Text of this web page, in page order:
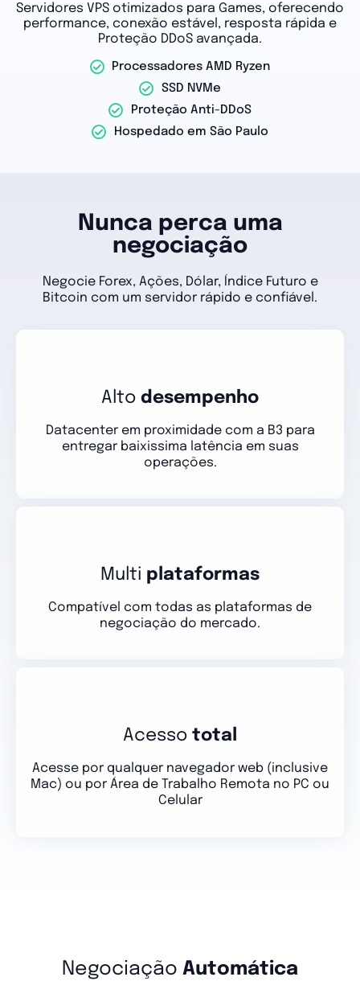
Servidores VPS otimizados para Games, oferecendo
performance, conexão estável, resposta rápida e
Proteção DDoS avançada.
Processadores AMD Ryzen
SSD NVMe
Proteção Anti-DDoS
Hospedado em São Paulo
Nunca perca uma
negociação
Negocie Forex, Ações, Dólar, Índice Futuro e
Bitcoin com um servidor rápido e confiável.
Alto desempenho
Datacenter em proximidade com a B3 para
entregar baixissima latência em suas
operações.
Multi plataformas
Compatível com todas as plataformas de
negociação do mercado.
Acesso total
Acesse por qualquer navegador web (inclusive
Mac) ou por Área de Trabalho Remota no PC ou
Celular
Negociação Automática